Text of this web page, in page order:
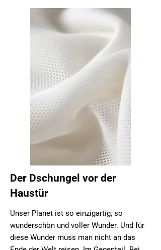
Der Dschungel vor der
Haustür
Unser Planet ist so einzigartig, so
wunderschön und voller Wunder. Und für
diese Wunder muss man nicht an das